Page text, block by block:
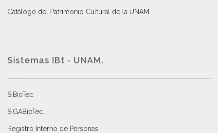
Catálogo del Patrimonio Cultural de la UNAM.
Sistemas IBt - UNAM.
SiBioTec
SiGABioTec.
Registro Interno de Personas